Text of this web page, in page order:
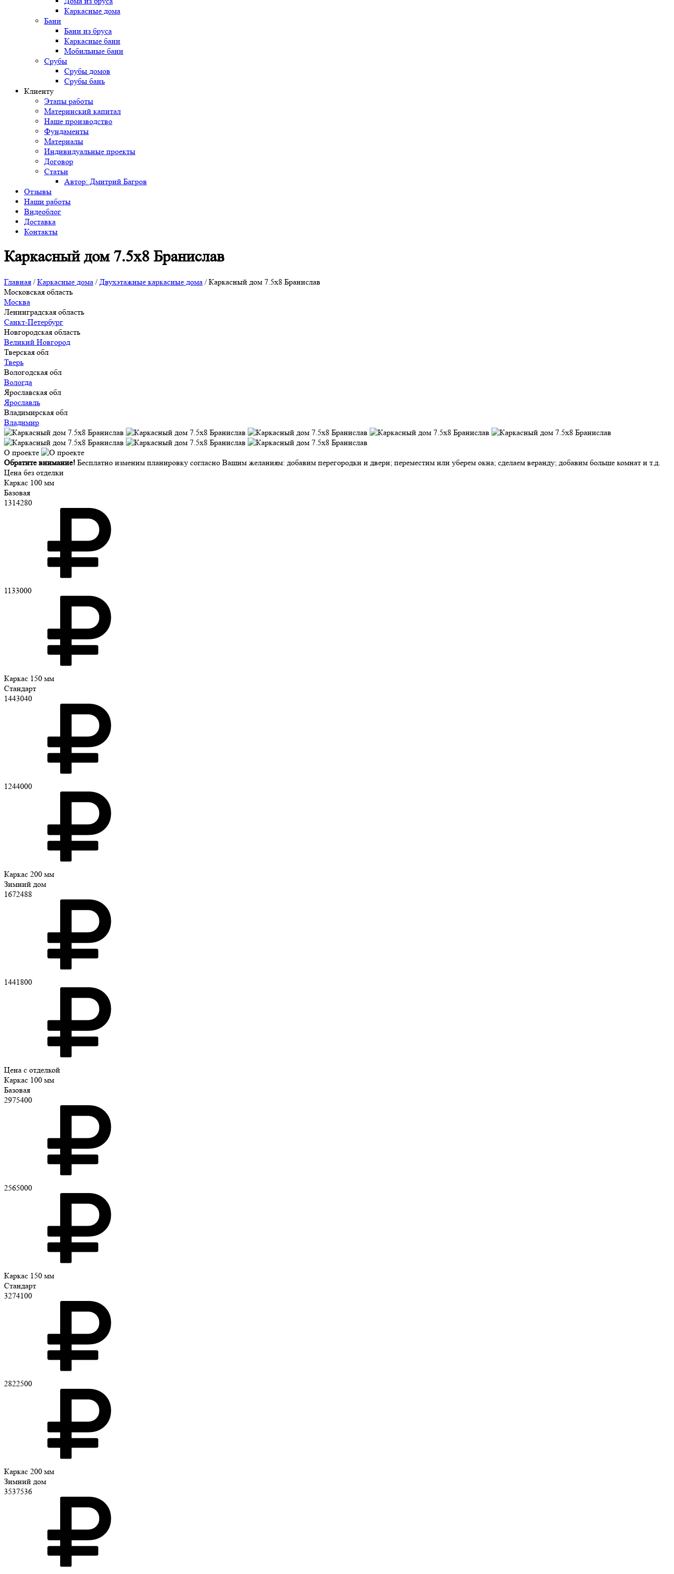
Каркасные дома
Бани
Бани из бруса
Каркасные бани
Мобильные бани
Срубы
Срубы домов
Срубы бань
Клиенту
Этапы работы
Материнский капитал
Наше производство
Фундаменты
Материалы
Индивидуальные проекты
Договор
Статьи
Автор: Дмитрий Багров
Отзывы
Наши работы
Видеоблог
Доставка
Контакты
Каркасный дом 7.5х8 Бранислав
Главная /Каркасные дома /Двухэтажные каркасные дома /Каркасный дом 7.5х8 Бранислав
Московская область
Москва
Ленинградская область
Санкт-Петербург
Новгородская область
Великий Новгород
Тверская обл
Тверь
Вологодская обл
Вологда
Ярославская обл
Ярославль
Владимирская обл
Владимир
О проекте
Обратите внимание! Бесплатно изменим планировку согласно Вашим желаниям: добавим перегородки и двери; переместим или уберем окна; сделаем веранду; добавим больше комнат и т.д.
Цена без отделки
Каркас 100 мм
Базовая
1314280
1133000
Каркас 150 мм
Стандарт
1443040
1244000
Каркас 200 мм
Зимний дом
1672488
1441800
Цена с отделкой
Каркас 100 мм
Базовая
2975400
2565000
Каркас 150 мм
Стандарт
3274100
2822500
Каркас 200 мм
Зимний дом
3537536